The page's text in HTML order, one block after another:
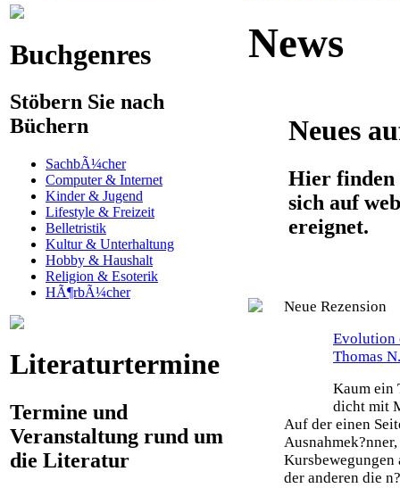
Buchgenres
Stöbern Sie nach
Büchern
SachbÃ¼cher
Computer & Internet
Kinder & Jugend
Lifestyle & Freizeit
Belletristik
Kultur & Unterhaltung
Hobby & Haushalt
Religion & Esoterik
HÃ¶rbÃ¼cher
Literaturtermine
Termine und
Veranstaltung rund um
die Literatur
News
Neues
Hier finden
sich auf
ereignet.
Neue Rezension
Evolution
Thomas
Kaum ein
dicht mit
Auf der einen
der anderen die